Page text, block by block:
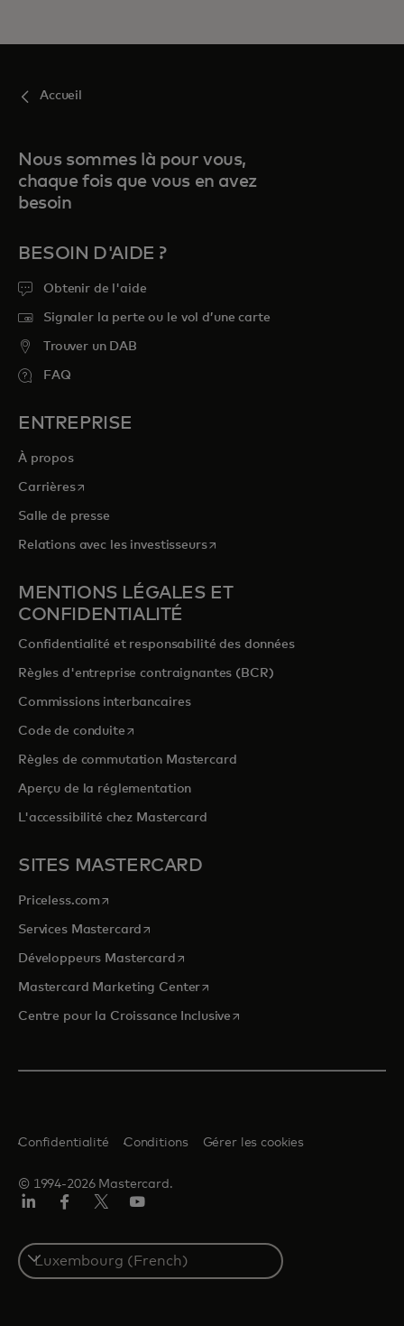
Accueil
Nous sommes là pour vous,
chaque fois que vous en avez
besoin
BESOIN D'AIDE ?
Obtenir de l'aide
Signaler la perte ou le vol d’une carte
Trouver un DAB
FAQ
ENTREPRISE
À propos
Carrièress’ouvre dans un nouvel onglet
Salle de presse
Relations avec les investisseurss’ouvre dans un nouvel onglet
MENTIONS LÉGALES ET
CONFIDENTIALITÉ
Confidentialité et responsabilité des données
Règles d'entreprise contraignantes (BCR)
Commissions interbancaires
Code de conduites’ouvre dans un nouvel onglet
Règles de commutation Mastercard
Aperçu de la réglementation
L'accessibilité chez Mastercard
SITES MASTERCARD
Priceless.com s’ouvre dans un nouvel onglet
Services Mastercard s’ouvre dans un nouvel onglet
Développeurs Mastercards’ouvre dans un nouvel onglet
Mastercard Marketing Centers’ouvre dans un nouvel onglet
Centre pour la Croissance Inclusive s’ouvre dans un nouvel
© 1994-2026 Mastercard.
Confidentialité Conditions Gérer les cookies
Select
a
country